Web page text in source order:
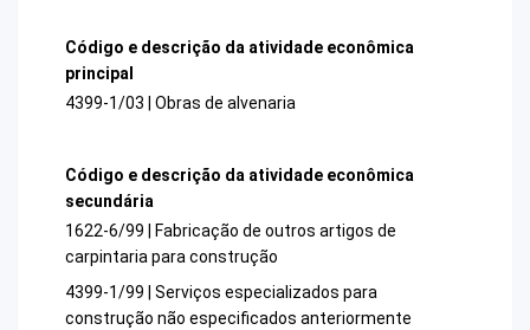
Código e descrição da atividade econômica
principal
4399-1/03 | Obras de alvenaria
Código e descrição da atividade econômica
secundária
1622-6/99 | Fabricação de outros artigos de
carpintaria para construção
4399-1/99 | Serviços especializados para
construção não especificados anteriormente